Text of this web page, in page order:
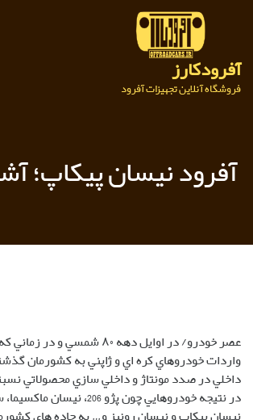
آفرودکارز
فروشگاه آنلاین تجهیزات آفرود
آفرود نيسان پيکاپ؛
عصر خودرو/ در اوايل دهه ۸۰ شمسي
واردات خودروهاي کره اي و ژاپني به کشورمان
داخلي در صدد مونتاژ و داخلي سازي محصولاتي
در نتيجه خودروهايي چون پژو 206،